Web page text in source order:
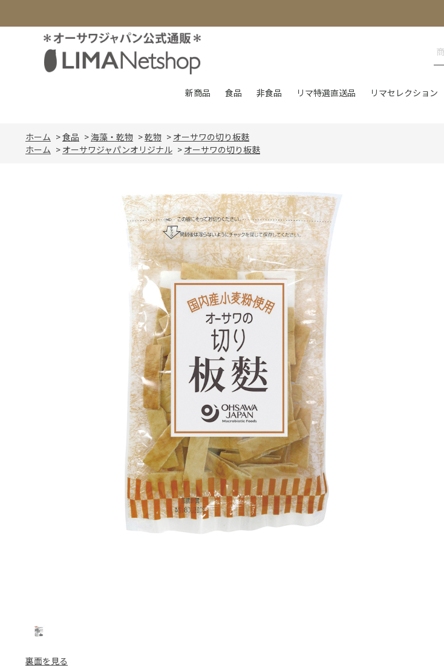
新商品 食品 非食品 リマ特選直送品 リマセレクション
ホーム >食品 >海藻・乾物 >乾物 > オーサワの切り板麩
ホーム > オーサワジャパンオリジナル > オーサワの切り板麩
裏面を見る